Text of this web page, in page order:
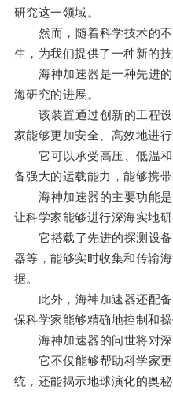
研究这一领域。
然而，随着科学技术的不
生，为我们提供了一种新的
海神加速器是一种先进的
海研究的进展。
该装置通过创新的工程设
家能够更加安全、高效地进行
它可以承受高压、低温和
备强大的运载能力，能够携
海神加速器的主要功能是
让科学家能够进行深海实地研
它搭载了先进的探测设备
器等，能够实时收集和传输
据。
此外，海神加速器还配备
保科学家能够精确地控制和
海神加速器的问世将对深
它不仅能够帮助科学家更
统，还能揭示地球演化的奥秘